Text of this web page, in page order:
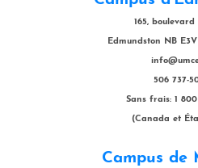
165,
Edmundston NB
506 737-
Sans frais: 1 800
(Canada et
Campus de